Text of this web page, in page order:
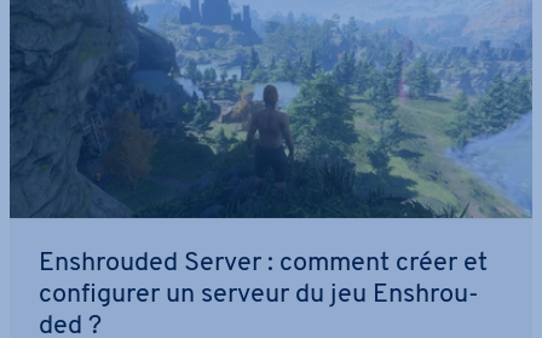
Ensh­rou­ded Server : comment créer et
con­fi­gu­rer un serveur du jeu Ensh­rou­
ded ?